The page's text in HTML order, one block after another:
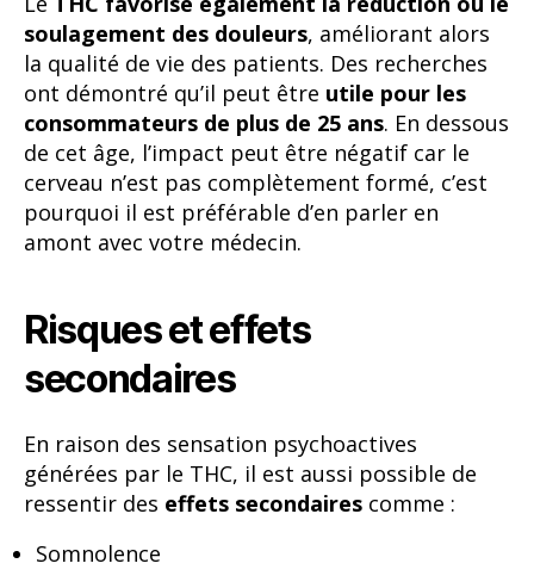
soulagement des douleurs, améliorant alors
la qualité de vie des patients. Des recherches
ont démontré qu’il peut être utile pour les
consommateurs de plus de 25 ans. En dessous
de cet âge, l’impact peut être négatif car le
cerveau n’est pas complètement formé, c’est
pourquoi il est préférable d’en parler en
amont avec votre médecin.
Risques et effets
secondaires
En raison des sensation psychoactives
générées par le THC, il est aussi possible de
ressentir des effets secondaires comme :
Somnolence